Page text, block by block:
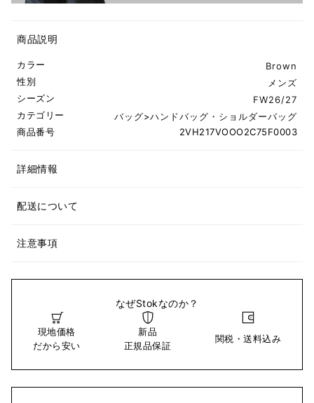
商品説明
カラー
Brown
性別
メンズ
シーズン
FW26/27
カテゴリー
バッグ>ハンドバッグ・ショルダーバッグ
商品番号
2VH217VOOO2C75F0003
詳細情報
配送について
注意事項
なぜStokなのか？
現地価格
だから安い
新品
正規品保証
関税・送料込み